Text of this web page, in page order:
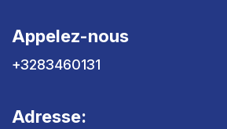
Appelez-nous
+3283460131
Adresse: